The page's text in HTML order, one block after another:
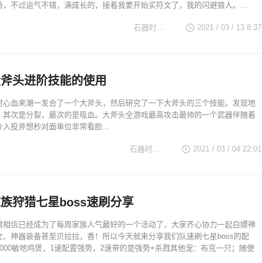
，不过运气不错，满成长的，接着我要开始买符文了，我的闪避狼人。...
2021 / 03 / 13 8:37
石器时代TV
头进阶技能的使用
心血来潮一发合了一个大斧头，然后研究了一下大斧头的三个技能。发现地
其次是分裂，最次的是吸血。大斧头全游戏最高攻击最帅的一个武器伴随着
入投斧想秒对面单位非常看脸...
2021 / 03 / 04 22:01
石器时代TV
狩猎七星boss速刷分享
相信已经成为了每周家族人气最好的一个活动了，大家齐心协力一起白嫖神
、神器装备甚至贝拉拉，香！所以今天就来分享我们队速刷七星boss的配
敏地鸡煲，1速配置强势，2速带的是强势+杀戮其他宠：布克一只；随便